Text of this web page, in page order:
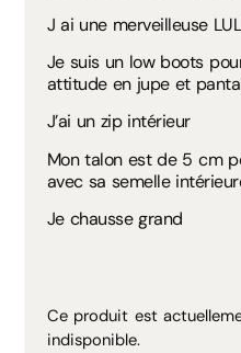
J ai une merveilleuse
Je suis un low boots
attitude en jupe et
J’ai un zip intérieur
Mon talon est de 5 cm
avec sa semelle
Je chausse grand
Ce produit est
indisponible.